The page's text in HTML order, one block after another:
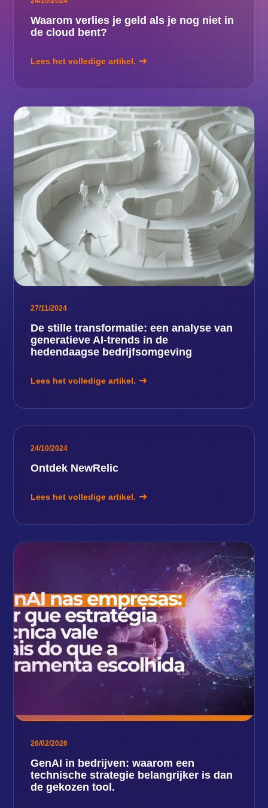
Waarom verlies je geld als je nog niet in
de cloud bent?
Lees het volledige artikel.
27/11/2024
De stille transformatie: een analyse van
generatieve AI-trends in de
hedendaagse bedrijfsomgeving
Lees het volledige artikel.
24/10/2024
Ontdek NewRelic
Lees het volledige artikel.
26/02/2026
GenAI in bedrijven: waarom een ​​
technische strategie belangrijker is dan
de gekozen tool.